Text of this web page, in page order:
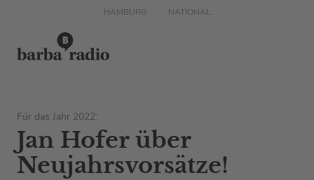
HAMBURG NATIONAL
Für das Jahr 2022:
Jan Hofer über
Neujahrsvorsätze!